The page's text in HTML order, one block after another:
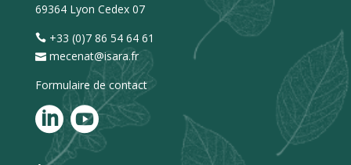
69364 Lyon Cedex 07
+33 (0)7 86 54 64 61
mecenat@isara.fr
Formulaire de contact